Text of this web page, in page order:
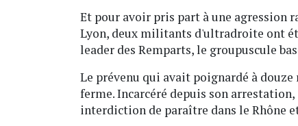
Et pour avoir pris part à une agression
Lyon, deux militants d'ultradroite ont
leader des Remparts, le groupuscule
Le prévenu qui avait poignardé à douze
ferme. Incarcéré depuis son
interdiction de paraître dans le Rhône